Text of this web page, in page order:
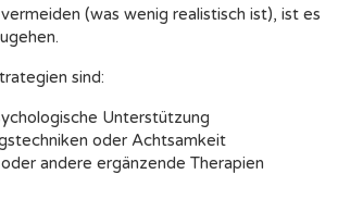
(was wenig realistisch ist), ist es
sind:
Unterstützung
oder Achtsamkeit
andere ergänzende Therapien